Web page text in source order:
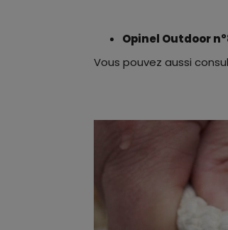
Opinel Outdoor
Vous pouvez aussi